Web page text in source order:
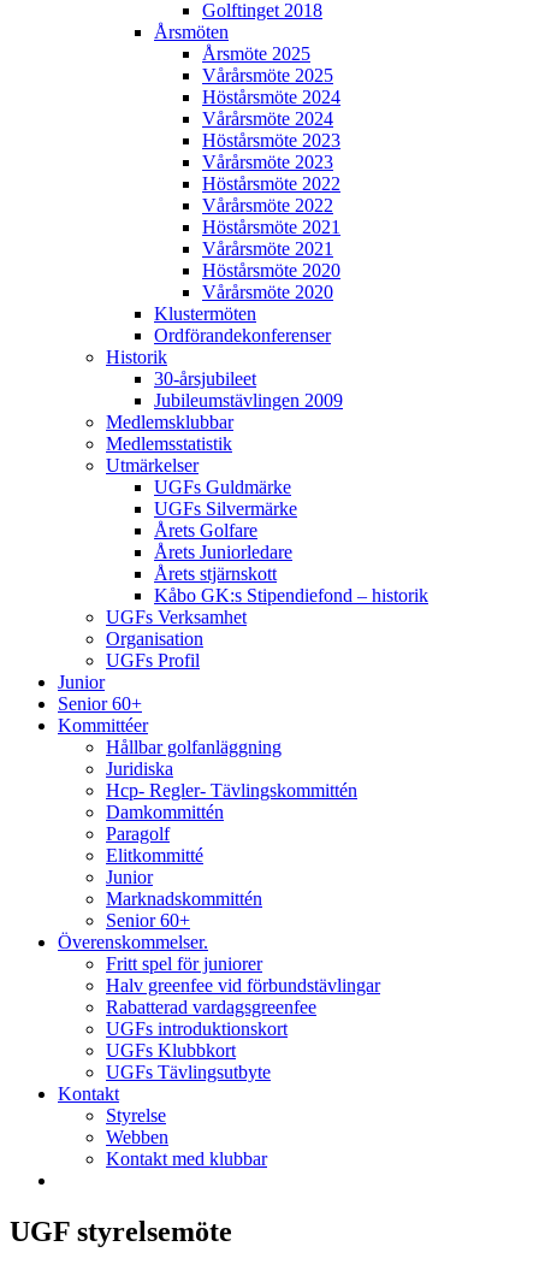
Golftinget 2018
Årsmöten
Årsmöte 2025
Vårårsmöte 2025
Höstårsmöte 2024
Vårårsmöte 2024
Höstårsmöte 2023
Vårårsmöte 2023
Höstårsmöte 2022
Vårårsmöte 2022
Höstårsmöte 2021
Vårårsmöte 2021
Höstårsmöte 2020
Vårårsmöte 2020
Klustermöten
Ordförandekonferenser
Historik
30-årsjubileet
Jubileumstävlingen 2009
Medlemsklubbar
Medlemsstatistik
Utmärkelser
UGFs Guldmärke
UGFs Silvermärke
Årets Golfare
Årets Juniorledare
Årets stjärnskott
Kåbo GK:s Stipendiefond – historik
UGFs Verksamhet
Organisation
UGFs Profil
Junior
Senior 60+
Kommittéer
Hållbar golfanläggning
Juridiska
Hcp- Regler- Tävlingskommittén
Damkommittén
Paragolf
Elitkommitté
Junior
Marknadskommittén
Senior 60+
Överenskommelser.
Fritt spel för juniorer
Halv greenfee vid förbundstävlingar
Rabatterad vardagsgreenfee
UGFs introduktionskort
UGFs Klubbkort
UGFs Tävlingsutbyte
Kontakt
Styrelse
Webben
Kontakt med klubbar
UGF styrelsemöte